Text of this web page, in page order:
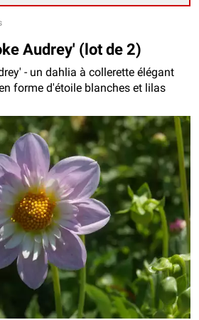
Audrey' (lot de 2)
- un dahlia à collerette élégant
forme d'étoile blanches et lilas